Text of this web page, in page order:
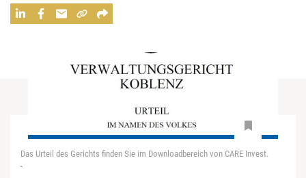
Das Urteil des Gerichts finden Sie im Downloadbereich von CARE Invest.
-